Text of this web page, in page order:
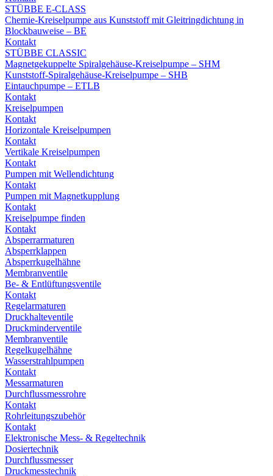
STÜBBE E-CLASS
Chemie-Kreiselpumpe aus Kunststoff mit Gleitringdichtung in
Blockbauweise – BE
Kontakt
STÜBBE CLASSIC
Magnetgekuppelte Spiralgehäuse-Kreiselpumpe – SHM
Kunststoff-Spiralgehäuse-Kreiselpumpe – SHB
Eintauchpumpe – ETLB
Kontakt
Kreiselpumpen
Kontakt
Horizontale Kreiselpumpen
Kontakt
Vertikale Kreiselpumpen
Kontakt
Pumpen mit Wellendichtung
Kontakt
Pumpen mit Magnetkupplung
Kontakt
Kreiselpumpe finden
Kontakt
Absperrarmaturen
Absperrklappen
Absperrkugelhähne
Membranventile
Be- & Entlüftungsventile
Kontakt
Regelarmaturen
Druckhalteventile
Druckminderventile
Membranventile
Regelkugelhähne
Wasserstrahlpumpen
Kontakt
Messarmaturen
Durchflussmessrohre
Kontakt
Rohrleitungszubehör
Kontakt
Elektronische Mess- & Regeltechnik
Dosiertechnik
Durchflussmesser
Druckmesstechnik